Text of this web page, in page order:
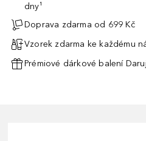
dny¹
Doprava zdarma od 699 Kč
Vzorek zdarma ke každému
Prémiové dárkové balení